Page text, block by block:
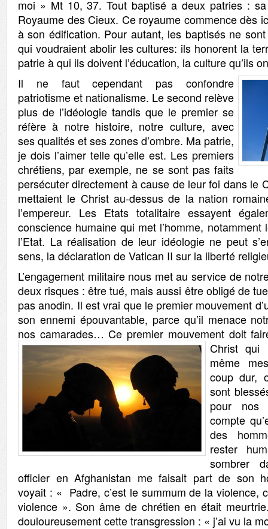
moi » Mt 10, 37. Tout baptisé a deux patries :
Royaume des Cieux. Ce royaume commence dès
à son édification. Pour autant, les baptisés ne
qui voudraient abolir les cultures: ils honorent la
patrie à qui ils doivent l’éducation, la culture qu’ils
Il ne faut cependant pas confondre
patriotisme et nationalisme. Le second relève
plus de l’idéologie tandis que le premier se
réfère à notre histoire, notre culture, avec
ses qualités et ses zones d’ombre. Ma patrie,
je dois l’aimer telle qu’elle est. Les premiers
chrétiens, par exemple, ne se sont pas faits
persécuter directement à cause de leur foi dans le
mettaient le Christ au-dessus de la nation
l’empereur. Les Etats totalitaire essayent
conscience humaine qui met l’homme,
l’Etat. La réalisation de leur idéologie ne peut
sens, la déclaration de Vatican II sur la liberté
L’engagement militaire nous met au service de
deux risques : être tué, mais aussi être obligé de
pas anodin. Il est vrai que le premier mouvement
son ennemi épouvantable, parce qu’il menace
nos camarades… Ce premier mouvement doit
Christ qui
même
coup dur,
sont
pour nos
compte
des
rester
sombrer
officier en Afghanistan me faisait part de son
voyait : « Padre, c’est le summum de la violence,
violence ». Son âme de chrétien en était
douloureusement cette transgression : « j’ai vu la